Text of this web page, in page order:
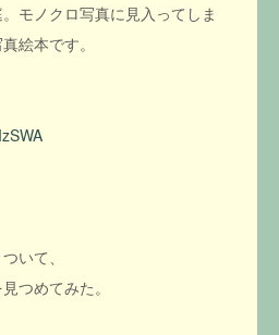
モノクロ写真に見入ってしま
絵本です。
いて、
つめてみた。